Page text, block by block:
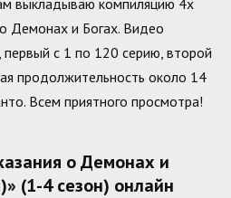
Демонах и Богах. Видео
с 1 по 120 серию, второй
продолжительность около 14
Всем приятного просмотра!
о Демонах и
(1-4 сезон) онлайн